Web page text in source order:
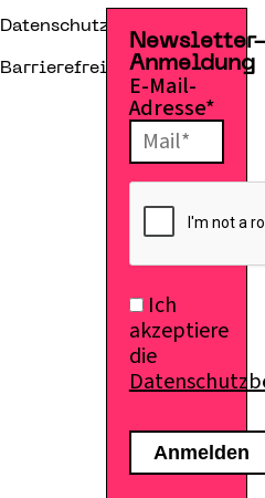
Datenschutzerklärung
Barrierefreiheitserklärung
Anmeldung
E-Mail-
Adresse*
Ich
akzeptiere
die